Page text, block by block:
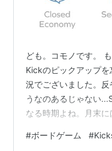
ども。コモノです。
Kickのピックアップ
況でございました。
うなのあるじゃない
なる時期よね。月末
ます。もうそんな時
#ボードゲーム #